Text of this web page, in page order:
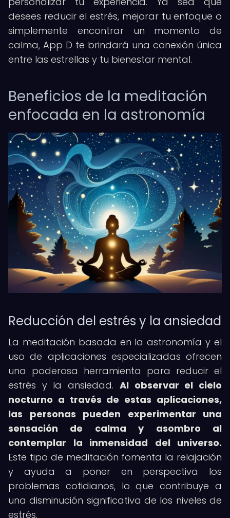
desees reducir el estrés, mejorar tu enfoque o
simplemente encontrar un momento de
calma, App D te brindará una conexión única
entre las estrellas y tu bienestar mental.
Beneficios de la meditación
enfocada en la astronomía
Reducción del estrés y la ansiedad
La meditación basada en la astronomía y el
uso de aplicaciones especializadas ofrecen
una poderosa herramienta para reducir el
estrés y la ansiedad. Al observar el cielo
nocturno a través de estas aplicaciones,
las personas pueden experimentar una
sensación de calma y asombro al
contemplar la inmensidad del universo.
Este tipo de meditación fomenta la relajación
y ayuda a poner en perspectiva los
problemas cotidianos, lo que contribuye a
una disminución significativa de los niveles de
estrés.